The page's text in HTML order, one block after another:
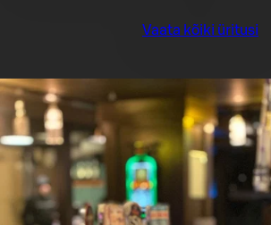
Vaata kõiki üritusi